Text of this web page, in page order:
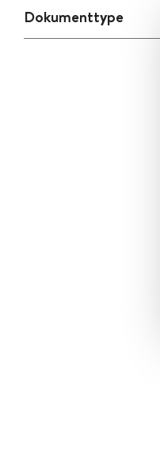
Dokumenttype